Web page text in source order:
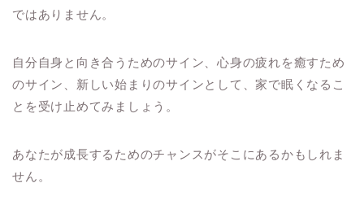
ではありません。
自分自身と向き合うためのサイン、心身の疲れを癒すため
のサイン、新しい始まりのサインとして、家で眠くなるこ
とを受け止めてみましょう。
あなたが成長するためのチャンスがそこにあるかもしれま
せん。